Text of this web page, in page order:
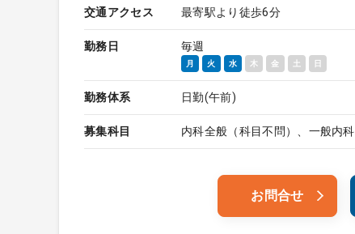
交通アクセス 最寄駅より徒歩6分
勤務日 毎週
月 火 水 木 金 土 日
勤務体系 日勤(午前)
募集科目 内科全般（科目不問）、一般内科
お問合せ